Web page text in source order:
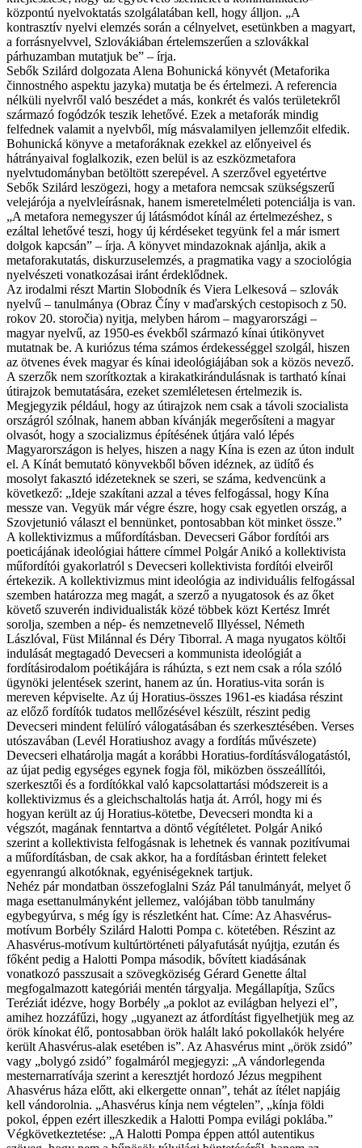
központú nyelvoktatás szolgálatában kell, hogy álljon. „A
kontrasztív nyelvi elemzés során a célnyelvet, esetünkben a magyart,
a forrásnyelvvel, Szlovákiában értelemszerűen a szlovákkal
párhuzamban mutatjuk be” – írja.
Sebők Szilárd dolgozata Alena Bohunická könyvét (Metaforika
činnostného aspektu jazyka) mutatja be és értelmezi. A referencia
nélküli nyelvről való beszédet a más, konkrét és valós területekről
származó fogódzók teszik lehetővé. Ezek a metaforák mindig
felfednek valamit a nyelvből, míg másvalamilyen jellemzőit elfedik.
Bohunická könyve a metaforáknak ezekkel az előnyeivel és
hátrányaival foglalkozik, ezen belül is az eszközmetafora
nyelvtudományban betöltött szerepével. A szerzővel egyetértve
Sebők Szilárd leszögezi, hogy a metafora nemcsak szükségszerű
velejárója a nyelvleírásnak, hanem ismeretelméleti potenciálja is van.
„A metafora nemegyszer új látásmódot kínál az értelmezéshez, s
ezáltal lehetővé teszi, hogy új kérdéseket tegyünk fel a már ismert
dolgok kapcsán” – írja. A könyvet mindazoknak ajánlja, akik a
metaforakutatás, diskurzuselemzés, a pragmatika vagy a szociológia
nyelvészeti vonatkozásai iránt érdeklődnek.
Az irodalmi részt Martin Slobodník és Viera Lelkesová – szlovák
nyelvű – tanulmánya (Obraz Číny v maďarských cestopisoch z 50.
rokov 20. storočia) nyitja, melyben három – magyarországi –
magyar nyelvű, az 1950-es évekből származó kínai útikönyvet
mutatnak be. A kuriózus téma számos érdekességgel szolgál, hiszen
az ötvenes évek magyar és kínai ideológiájában sok a közös nevező.
A szerzők nem szorítkoztak a kirakatkirándulásnak is tartható kínai
útirajzok bemutatására, ezeket szemléletesen értelmezik is.
Megjegyzik például, hogy az útirajzok nem csak a távoli szocialista
országról szólnak, hanem abban kívánják megerősíteni a magyar
olvasót, hogy a szocializmus építésének útjára való lépés
Magyarországon is helyes, hiszen a nagy Kína is ezen az úton indult
el. A Kínát bemutató könyvekből bőven idéznek, az üdítő és
mosolyt fakasztó idézeteknek se szeri, se száma, kedvencünk a
következő: „Ideje szakítani azzal a téves felfogással, hogy Kína
messze van. Vegyük már végre észre, hogy csak egyetlen ország, a
Szovjetunió választ el bennünket, pontosabban köt minket össze.”
A kollektivizmus a műfordításban. Deve­cseri Gábor fordítói ars
poeticájának ideológiai háttere címmel Polgár Anikó a kollektivista
műfordítói gyakorlatról s Devecseri kollektivista fordítói elveiről
értekezik. A kollektivizmus mint ideológia az individuális felfogással
szemben határozza meg magát, a szerző a nyugatosok és az őket
követő szuverén individualisták közé többek közt Kertész Imrét
sorolja, szemben a nép- és nemzetnevelő Illyéssel, Németh
Lászlóval, Füst Milánnal és Déry Tiborral. A maga nyugatos költői
indulását megtagadó Devecseri a kommunista ideológiát a
fordításirodalom poétikájára is ráhúzta, s ezt nem csak a róla szóló
ügynöki jelentések szerint, hanem az ún. Horatius-vita során is
mereven képviselte. Az új Horatius-összes 1961-es kiadása részint
az előző fordítók tudatos mellőzésével készült, részint pedig
Devecseri mindent felülíró válogatásában és szerkesztésében. Verses
utószavában (Levél Horatiushoz avagy a fordítás művészete)
Devecseri elhatárolja magát a korábbi Horatius-fordításválogatástól,
az újat pedig egységes egynek fogja föl, miközben összeállítói,
szerkesztői és a fordítókkal való kapcsolattartási módszereit is a
kollektivizmus és a gleichschaltolás hatja át. Arról, hogy mi és
hogyan került az új Horatius-kötetbe, Deve­cseri mondta ki a
végszót, magának fenntartva a döntő végítéletet. Polgár Anikó
szerint a kollektivista felfogásnak is lehetnek és vannak pozitívumai
a műfordításban, de csak akkor, ha a fordításban érintett feleket
egyenrangú alkotóknak, egyéniségeknek tartjuk.
Nehéz pár mondatban összefoglalni Száz Pál tanulmányát, melyet ő
maga esettanulmányként jellemez, valójában több tanulmány
egybegyúrva, s még így is részletként hat. Címe: Az Ahasvérus-
motívum Borbély Szilárd Halotti Pompa c. kötetében. Részint az
Ahasvérus-motívum kultúrtörténeti pályafutását nyújtja, ezután és
főként pedig a Halotti Pompa második, bővített kiadásának
vonatkozó passzusait a szövegköziség Gérard Genette által
megfogalmazott kategóriái mentén tárgyalja. Megállapítja, Szűcs
Teréziát idézve, hogy Borbély „a poklot az evilágban helyezi el”,
amihez hozzáfűzi, hogy „ugyanezt az átfordítást figyelhetjük meg az
örök kínokat élő, pontosabban örök halált lakó pokollakók helyére
került Ahasvérus-alak esetében is”. Az Ahasvérus mint „örök zsidó”
vagy „bolygó zsidó” fogalmáról megjegyzi: „A vándorlegenda
mesternarratívája szerint a keresztjét hordozó Jézus megpihent
Ahasvérus háza előtt, aki elkergette onnan”, tehát az ítélet napjáig
kell vándorolnia. „Ahasvérus kínja nem végtelen”, „kínja földi
pokol, éppen ezért illeszkedik a Halotti Pompa evilági poklába.”
Végkövet­keztetése: „A Halotti Pompa éppen attól autentikus